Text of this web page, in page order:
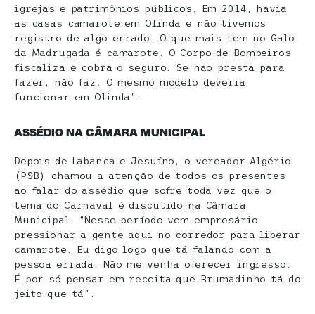
igrejas e patrimônios públicos. Em 2014, havia
as casas camarote em Olinda e não tivemos
registro de algo errado. O que mais tem no Galo
da Madrugada é camarote. O Corpo de Bombeiros
fiscaliza e cobra o seguro. Se não presta para
fazer, não faz. O mesmo modelo deveria
funcionar em Olinda”.
ASSÉDIO NA CÂMARA MUNICIPAL
Depois de Labanca e Jesuíno, o vereador Algério
(PSB) chamou a atenção de todos os presentes
ao falar do assédio que sofre toda vez que o
tema do Carnaval é discutido na Câmara
Municipal. “Nesse período vem empresário
pressionar a gente aqui no corredor para liberar
camarote. Eu digo logo que tá falando com a
pessoa errada. Não me venha oferecer ingresso.
É por só pensar em receita que Brumadinho tá do
jeito que tá”.